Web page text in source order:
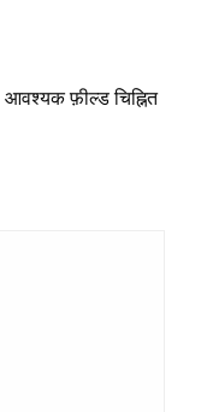
आवश्यक फ़ील्ड चिह्नित